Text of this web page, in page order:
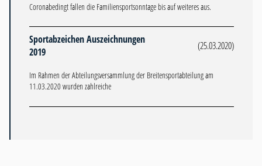
Coronabedingt fallen die Familiensportsonntage bis auf weiteres aus.
Sportabzeichen Auszeichnungen
2019
(25.03.2020)
Im Rahmen der Abteilungsversammlung der Breitensportabteilung am
11.03.2020 wurden zahlreiche